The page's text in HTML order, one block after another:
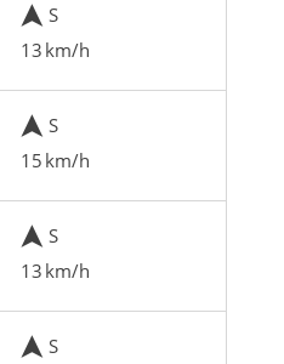
S
13 km/h
S
15 km/h
S
13 km/h
S